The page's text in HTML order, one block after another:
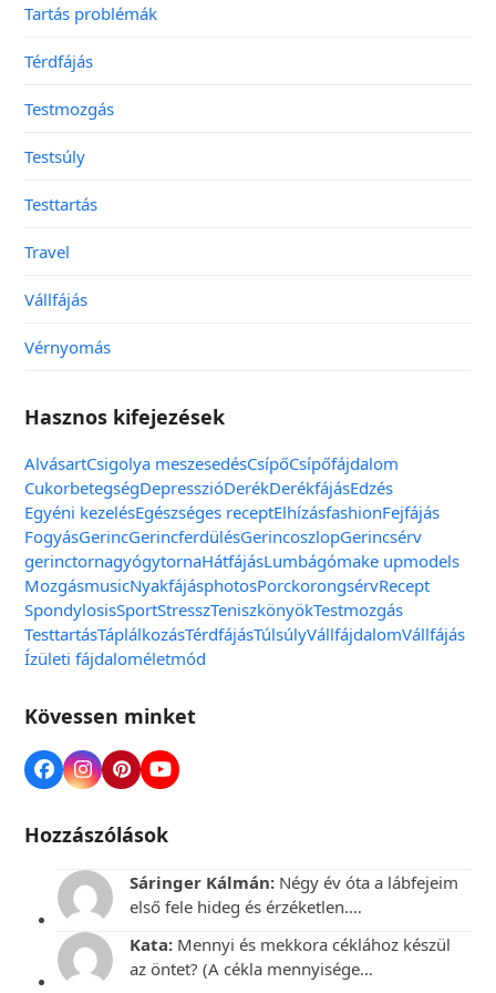
Tartás problémák
Térdfájás
Testmozgás
Testsúly
Testtartás
Travel
Vállfájás
Vérnyomás
Hasznos kifejezések
AlvásartCsigolya meszesedésCsípőCsípőfájdalom
CukorbetegségDepresszióDerékDerékfájásEdzés
Egyéni kezelésEgészséges receptElhízásfashionFejfájás
FogyásGerincGerincferdülésGerincoszlopGerincsérv
gerinctornagyógytornaHátfájásLumbágómake upmodels
MozgásmusicNyakfájásphotosPorckorongsérvRecept
SpondylosisSportStresszTeniszkönyökTestmozgás
TesttartásTáplálkozásTérdfájásTúlsúlyVállfájdalomVállfájás
Ízületi fájdaloméletmód
Kövessen minket
Hozzászólások
Sáringer Kálmán: Négy év óta a lábfejeim
első fele hideg és érzéketlen.…
Kata: Mennyi és mekkora céklához készül
az öntet? (A cékla mennyisége…